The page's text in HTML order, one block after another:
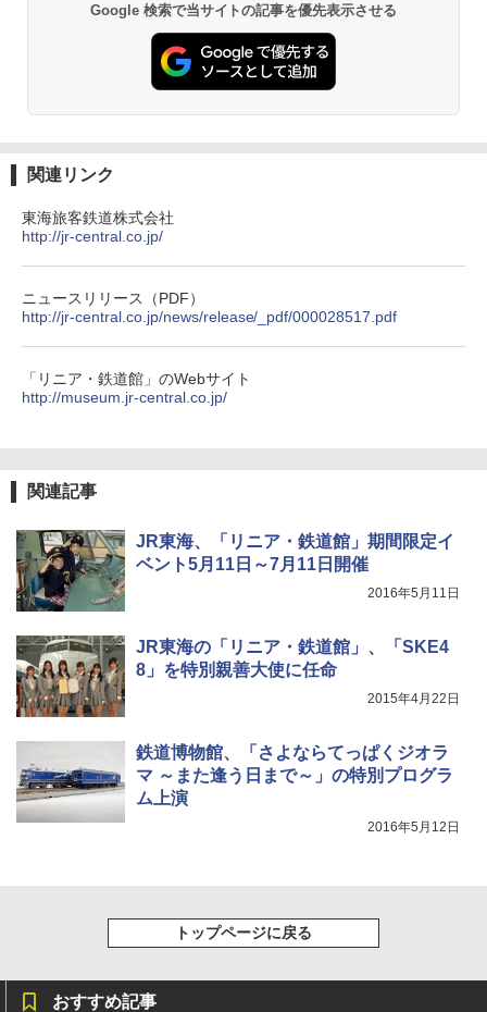
僕が見た未来【完全版】
A26 地球の歩き方 チェコ ポーランド スロヴ
パ
￥2,277
球の歩き方A ヨーロッパ
ト プライバシー テント 【中が透けない】 1
人用 折りたたみ 防災グッズ 災害用トイレ ビ
ーチ ピクニック ポップアップテント 携帯 簡
易 トイレテント (ブラック)
500002(88859)
[キャンパーズコレクション 山善] 傘みたいに
広げるだけ パッとサッとテント ブラックコ
ーティング フルクローズ メッシュ 3-4人用
ュ(BC仕様) PATC-150B(EB)
ッシュ 4人用 簡単設置 ポップアップテント P
ATCW-150B エクルベージュ
￥14,800
熊撃退スプレー 熊よけスプレー 熊スプレー
【日本企業販売】超強力クマ対策スプレー 30
防災用品 長期保存可能 緊急時用 日本国内発
送
￥3,680
DEWEL パラソル 大型 ビーチ アウトドアパ
ラソル ガーデン サイトシート付 折りたたみ
き
￥3,080
Google 検索で当サイトの記事を優先表示させる
関連リンク
東海旅客鉄道株式会社
http://jr-central.co.jp/
ニュースリリース（PDF）
http://jr-central.co.jp/news/release/_pdf/000028517.pdf
「リニア・鉄道館」のWebサイト
http://museum.jr-central.co.jp/
関連記事
JR東海、「リニア・鉄道館」期間限定イ
ベント5月11日～7月11日開催
2016年5月11日
JR東海の「リニア・鉄道館」、「SKE4
8」を特別親善大使に任命
2015年4月22日
鉄道博物館、「さよならてっぱくジオラ
マ ～また逢う日まで～」の特別プログラ
ム上演
2016年5月12日
トップページに戻る
おすすめ記事